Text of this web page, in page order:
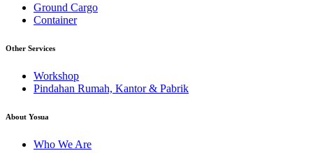
Ground Cargo
Container
Other Services
Workshop
Pindahan Rumah, Kantor & Pabrik
About Yosua
Who We Are